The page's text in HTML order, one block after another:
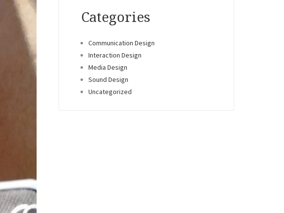
Categories
Communication Design
Interaction Design
Media Design
Sound Design
Uncategorized